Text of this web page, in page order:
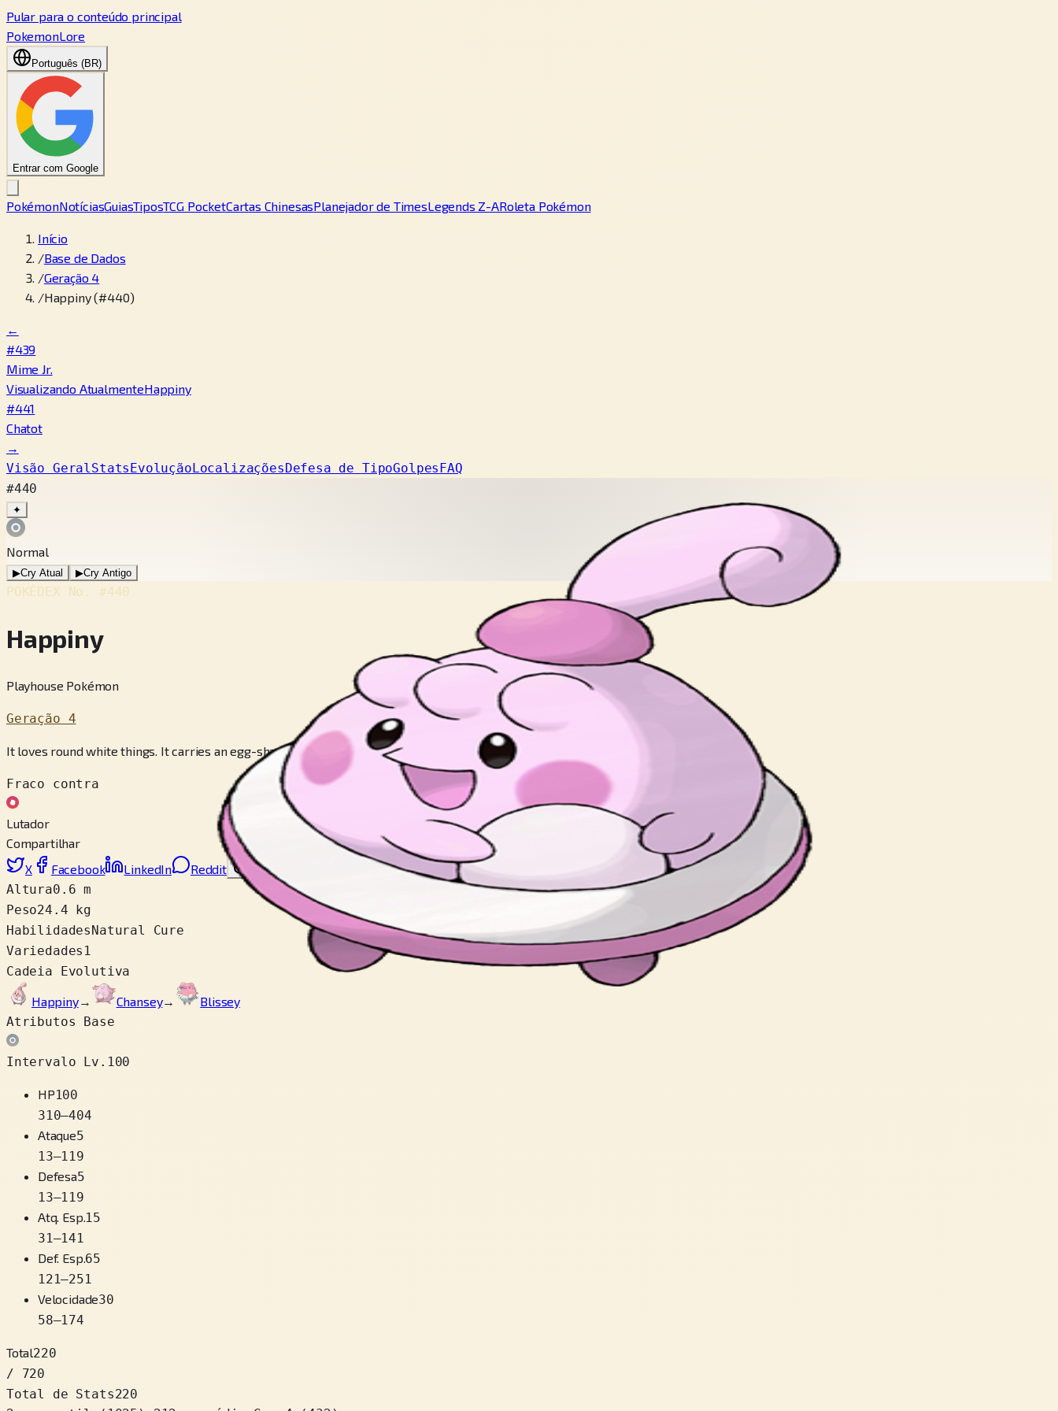
Pular para o conteúdo principal
PokemonLore
Português (BR)
Entrar com Google
PokémonNotíciasGuiasTiposTCG PocketCartas ChinesasPlanejador de TimesLegends Z-ARoleta Pokémon
Início
/Base de Dados
/Geração 4
/Happiny (#440)
←
#439
Mime Jr.
Visualizando AtualmenteHappiny
#441
Chatot
→
Visão GeralStatsEvoluçãoLocalizaçõesDefesa de TipoGolpesFAQ
#440
✦
Normal
▶Cry Atual ▶Cry Antigo
POKÉDEX No. #440
Happiny
Playhouse Pokémon
Geração 4
It loves round white things. It carries an egg-shaped rock in imitation of CHANSEY.
Fraco contra
Lutador
Compartilhar
X
Facebook LinkedIn Reddit Copiar link
Altura0.6 m
Peso24.4 kg
HabilidadesNatural Cure
Variedades 1
Cadeia Evolutiva
Happiny→ Chansey→
Blissey
Atributos Base
Intervalo Lv.100
HP100
310–404
Ataque5
13–119
Defesa5
13–119
Atq. Esp.15
31–141
Def. Esp.65
121–251
Velocidade30
58–174
Total220
/ 720
Total de Stats220